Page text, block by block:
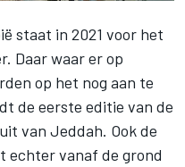
staat in 2021 voor het
Daar waar er op
op het nog aan te
de eerste editie van de
van Jeddah. Ook de
echter vanaf de grond